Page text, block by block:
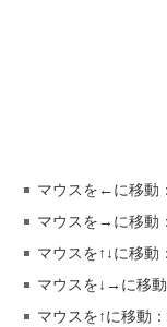
マウスを←に移動
マウスを→に移動
マウスを↑↓に移動
マウスを↓→に移
マウスを↑に移動